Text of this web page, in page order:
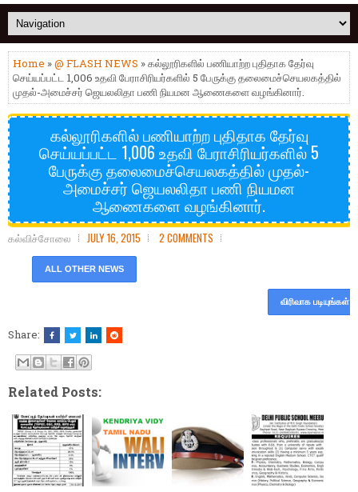
Home »@ FLASH NEWS » கல்லூரிகளில் பணியாற்ற புதிதாக தேர்வு
செய்யப்பட்ட 1,006 உதவி பேராசிரியர்களில் 5 பேருக்கு தலைமைச்செயலகத்தில்
முதல்-அமைச்சர் ஜெயலலிதா பணி நியமன ஆணைகளை வழங்கினார்.
கல்லூரிகளில் பணியாற்ற புதிதாக தேர்வு
செய்யப்பட்ட 1,006 உதவி பேராசிரியர்களில் 5
பேருக்கு தலைமைச்செயலகத்தில் முதல்-
அமைச்சர் ஜெயலலிதா பணி நியமன
ஆணைகளை வழங்கினார்.
கல்விச்சோலை JULY 16, 2015 2 COMMENTS
ALL OTHER NEWS
விரிவாக படியுங்கள்
Share:
Related Posts: